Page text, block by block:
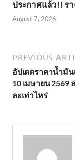
ประกาศแล้ว!! ร
August 7, 2026
PREVIOUS
อัปเดตราคาน้ำมั
10 เมษายน 2569
ละเท่าไหร่